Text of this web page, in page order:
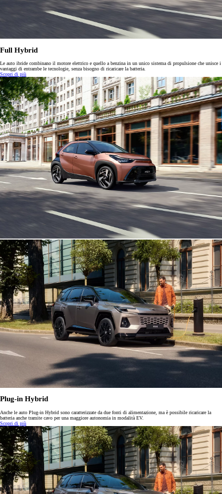
Full Hybrid
Le auto ibride combinano il motore elettrico e quello a benzina in un unico sistema di propulsione che unisce i
vantaggi di entrambe le tecnologie, senza bisogno di ricaricare la batteria.
Scopri di più
Plug-in Hybrid
Anche le auto Plug-in Hybrid sono caratterizzate da due fonti di alimentazione, ma è possibile ricaricare la
batteria anche tramite cavo per una maggiore autonomia in modalità EV.
Scopri di più